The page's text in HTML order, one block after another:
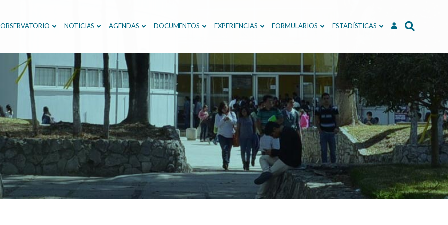
OBSERVATORIO NOTICIAS AGENDAS DOCUMENTOS EXPERIENCIAS FORMULARIOS ESTADÍSTICAS